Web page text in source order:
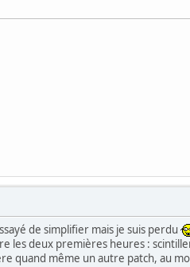
de simplifier mais je suis perdu
les deux premières heures :
quand même un autre patch, au